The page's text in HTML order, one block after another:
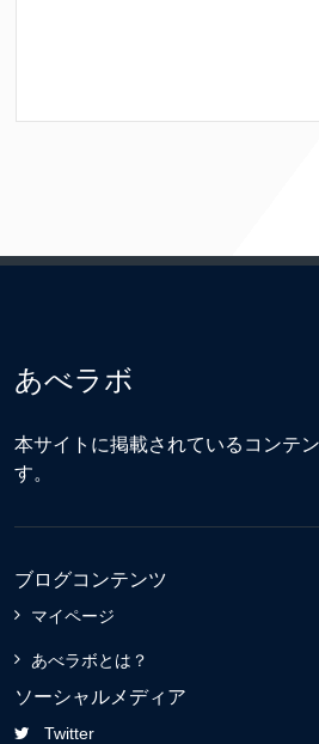
あべラボ
本サイトに掲載されているコンテ
す。
ブログコンテンツ
マイページ
あべラボとは？
ソーシャルメディア
Twitter